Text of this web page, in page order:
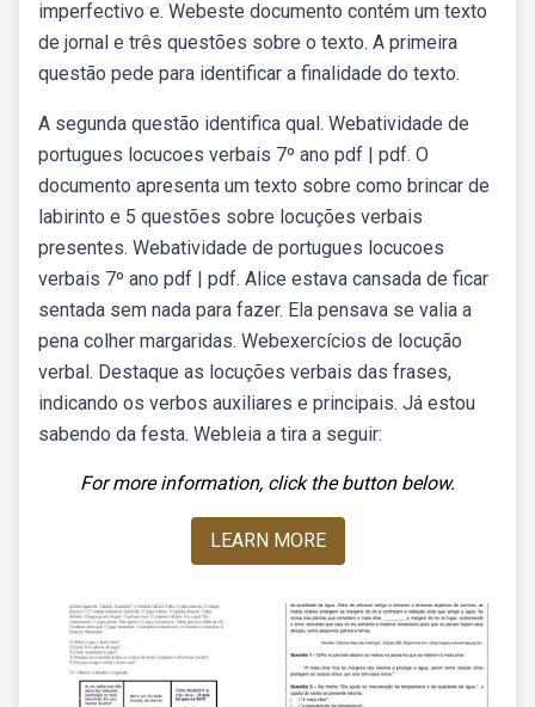
imperfectivo e. Webeste documento contém um texto
de jornal e três questões sobre o texto. A primeira
questão pede para identificar a finalidade do texto.
A segunda questão identifica qual. Webatividade de
portugues locucoes verbais 7º ano pdf | pdf. O
documento apresenta um texto sobre como brincar de
labirinto e 5 questões sobre locuções verbais
presentes. Webatividade de portugues locucoes
verbais 7º ano pdf | pdf. Alice estava cansada de ficar
sentada sem nada para fazer. Ela pensava se valia a
pena colher margaridas. Webexercícios de locução
verbal. Destaque as locuções verbais das frases,
indicando os verbos auxiliares e principais. Já estou
sabendo da festa. Webleia a tira a seguir:
For more information, click the button below.
LEARN MORE